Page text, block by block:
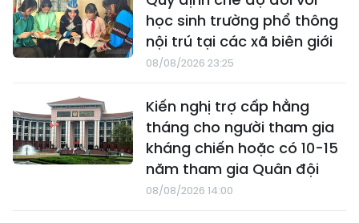
học sinh trường phổ thông
nội trú tại các xã biên giới
08/08/2026 23:25
Kiến nghị trợ cấp hằng
tháng cho người tham gia
kháng chiến hoặc có 10-15
năm tham gia Quân đội
08/08/2026 14:00